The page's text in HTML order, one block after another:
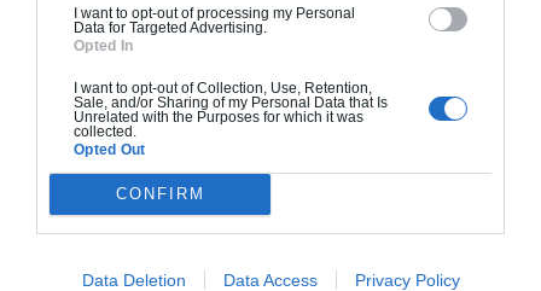
I want to opt-out of processing my Personal
Data for Targeted Advertising.
Opted In
I want to opt-out of Collection, Use, Retention,
Sale, and/or Sharing of my Personal Data that Is
Unrelated with the Purposes for which it was
collected.
Opted Out
CONFIRM
Data Deletion Data Access Privacy Policy
Chiffrage estimatif pour : Fondations et normes
standards. Construction en bloc coffrant isolant
en main" inclut le gros oeuvre et le second
oeuvre (cuisine, peinture, sols...), mais exclut
421 000€ TTC